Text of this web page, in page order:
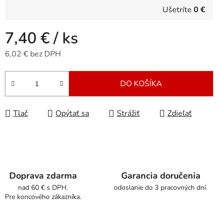
Ušetríte 0 €
7,40 €/ ks
6,02 € bez DPH
Jednotková cena:
DO KOŠÍKA
Tlač Opýtať sa Strážiť Zdieľať
Doprava zdarma
nad 60 € s DPH.
Pre koncového zákazníka.
Garancia doručenia
odoslanie do 3 pracovných dní.